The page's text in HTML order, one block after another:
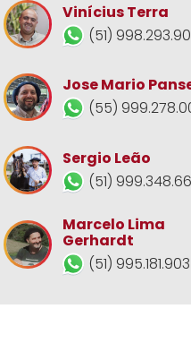
Vinícius Terra
(51)
Jose Mario
(55)
Sergio Leão
(51)
Marcelo Lima
Gerhardt
(51) 995.181.903